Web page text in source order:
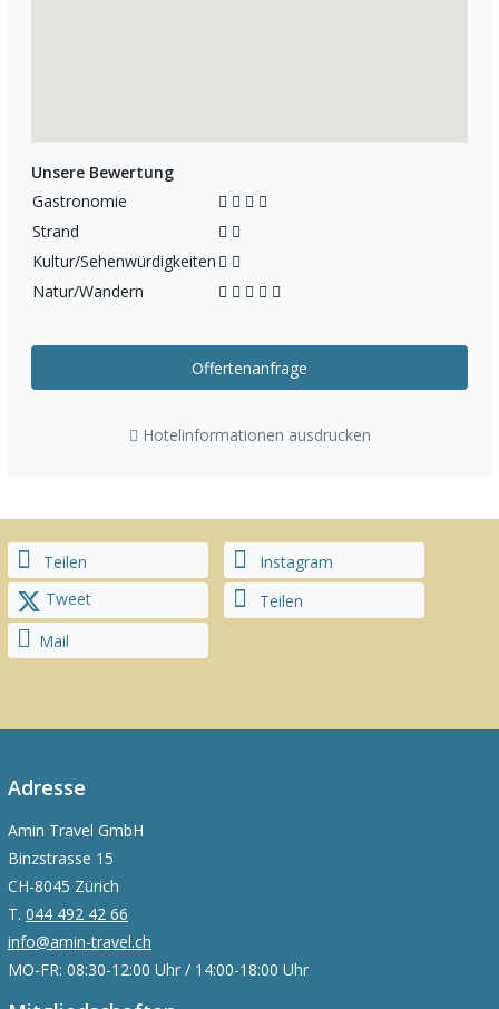
Unsere Bewertung
Gastronomie
Strand
Kultur/Sehenwürdigkeiten
Natur/Wandern
Offertenanfrage
Hotelinformationen ausdrucken
Teilen
Instagram
Tweet
Teilen
Mail
Adresse
Amin Travel GmbH
Binzstrasse 15
CH-8045 Zürich
T. 044 492 42 66
info@amin-travel.ch
MO-FR: 08:30-12:00 Uhr / 14:00-18:00 Uhr